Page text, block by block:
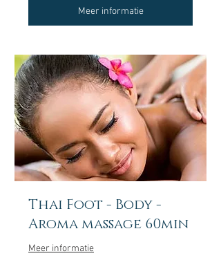
Meer informatie
Thai Foot - Body -
Aroma massage 60min
Meer informatie